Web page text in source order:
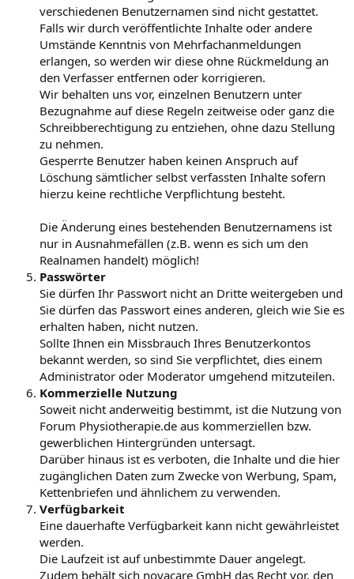
verschiedenen Benutzernamen sind nicht gestattet.
Falls wir durch veröffentlichte Inhalte oder andere
Umstände Kenntnis von Mehrfachanmeldungen
erlangen, so werden wir diese ohne Rückmeldung an
den Verfasser entfernen oder korrigieren.
Wir behalten uns vor, einzelnen Benutzern unter
Bezugnahme auf diese Regeln zeitweise oder ganz die
Schreibberechtigung zu entziehen, ohne dazu Stellung
zu nehmen.
Gesperrte Benutzer haben keinen Anspruch auf
Löschung sämtlicher selbst verfassten Inhalte sofern
hierzu keine rechtliche Verpflichtung besteht.
Die Änderung eines bestehenden Benutzernamens ist
nur in Ausnahmefällen (z.B. wenn es sich um den
Realnamen handelt) möglich!
Passwörter
Sie dürfen Ihr Passwort nicht an Dritte weitergeben und
Sie dürfen das Passwort eines anderen, gleich wie Sie es
erhalten haben, nicht nutzen.
Sollte Ihnen ein Missbrauch Ihres Benutzerkontos
bekannt werden, so sind Sie verpflichtet, dies einem
Administrator oder Moderator umgehend mitzuteilen.
Kommerzielle Nutzung
Soweit nicht anderweitig bestimmt, ist die Nutzung von
Forum Physiotherapie.de aus kommerziellen bzw.
gewerblichen Hintergründen untersagt.
Darüber hinaus ist es verboten, die Inhalte und die hier
zugänglichen Daten zum Zwecke von Werbung, Spam,
Kettenbriefen und ähnlichem zu verwenden.
Verfügbarkeit
Eine dauerhafte Verfügbarkeit kann nicht gewährleistet
werden.
Die Laufzeit ist auf unbestimmte Dauer angelegt.
Zudem behält sich novacare GmbH das Recht vor, den